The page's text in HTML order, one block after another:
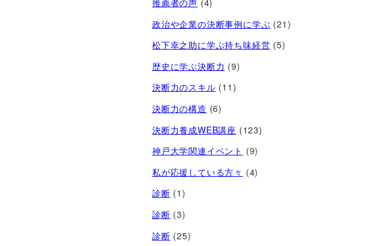
推薦者の声 (4)
政治や企業の決断事例に学ぶ (21)
松下幸之助に学ぶ持ち味経営 (5)
歴史に学ぶ決断力 (9)
決断力のスキル (11)
決断力の構造 (6)
決断力養成WEB講座 (123)
神戸大学関連イベント (9)
私が応援している方々 (4)
診断 (1)
診断 (3)
診断 (25)